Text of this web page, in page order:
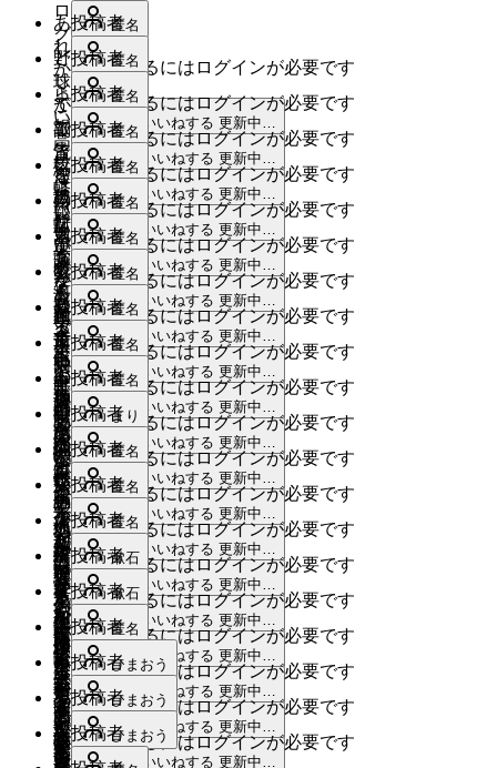
ロ
グ
と
し
て
報
告
を
載
せ
て
る
ん
で
す
ね！
作
成
日
2025
年
3
月
11
日
既
読
匿名
いいねするにはログインが必要です
いいねする 更新中…
あ
れ
か
ら
こ
こ
に
は
報
告
も
な
い
で
す
よ
ね
作
成
日
2025
年
3
月
11
日
既
読
投稿者
匿名
いいねするにはログインが必要です
いいねする 更新中…
野
球
が
で
き
る
場
所
が
限
ら
れ
て
い
て
の
び
の
び
野
球
が
で
き
る
場
所
が
欲
し
い
投稿者
匿名
いいねするにはログインが必要です
いいねする 更新中…
よ
い
高
校、
よ
い
大
学
が
あ
る。
よ
い
病
院
が
あ
る。
作
成
日
2025
年
1
月
18
日
既
投稿者
匿名
いいねするにはログインが必要です
いいねする 更新中…
副
流
煙
の
な
い
町。
河
内
長
野
は
路
上
喫
煙
の
人
が
い
ま
だ
に
い
る、、。
作
成
投稿者
匿名
いいねするにはログインが必要です
いいねする 更新中…
気
軽
に
勉
強
を
教
え
て
も
ら
え
る
と
こ
ろ
が
ほ
し
い
(大
学
生
の
と
か
投稿者
匿名
いいねするにはログインが必要です
いいねする 更新中…
自
転
車
で
も
通
り
や
す
い
道
(自
転
車
通
学
で
危
な
い
な
ー
と
思
う
投稿者
匿名
いいねするにはログインが必要です
いいねする 更新中…
ネ
ス
タ
リ
ゾ
ー
ト
神
戸
の
よ
う
な
施
設
が
欲
し
い
作
成
日
投稿者
匿名
いいねするにはログインが必要です
いいねする 更新中…
数
十
年
前、
天
野
町
あ
た
り
の
広
大
な
土
地
に
大
型
商
業
施
投稿者
匿名
いいねするにはログインが必要です
いいねする 更新中…
登
下
校
の
道
の
外
灯
が
少
な
い、
冬
や
夜
道
は
と
て
も
投稿者
匿名
いいねするにはログインが必要です
いいねする 更新中…
河
内
長
野
の
広
い
土
地
や
緑
を
生
か
し
た、
大
き
な
投稿者
匿名
いいねするにはログインが必要です
いいねする 更新中…
歩
道
整
備
し
て
こ
ど
も
か
ら
高
齢
者
ま
で
安
投稿者
まり
いいねするにはログインが必要です
いいねする 更新中…
街
頭
が
少
な
い。
夜
遅
く
に
帰
宅
す
る
時
に
投稿者
匿名
いいねするにはログインが必要です
いいねする 更新中…
駐
車
場
が
た
く
さ
ん
あ
っ
て、
大
型
複
投稿者
匿名
いいねするにはログインが必要です
いいねする 更新中…
広
く
て
綺
麗
で
水
遊
び
も
で
き
る
投稿者
匿名
いいねするにはログインが必要です
いいねする 更新中…
大
型
遊
具
が
あ
る
公
園
が
あ
投稿者
漱石
いいねするにはログインが必要です
いいねする 更新中…
長
野
小
学
校
ま
で
の
道
投稿者
漱石
いいねするにはログインが必要です
いいねする 更新中…
皆
が
集
ま
れ
る
場
所
投稿者
匿名
いいねするにはログインが必要です
いいねする 更新中…
広
い
土
地、
山
が
投稿者
ひまおう
いいねするにはログインが必要です
いいねする 更新中…
カ
ラ
オ
ケ
や
投稿者
ひまおう
いいねするにはログインが必要です
東
京
や
投稿者
ひまおう
人
と
投稿者